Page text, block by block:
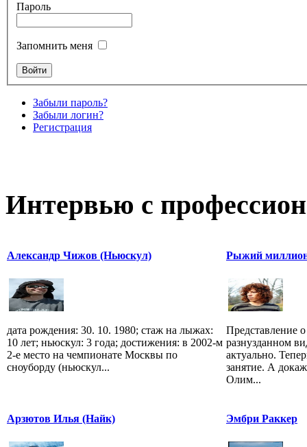
Пароль
Запомнить меня
Забыли пароль?
Забыли логин?
Регистрация
Интервью с
Александр Чижов (Ньюскул)
дата рождения: 30. 10. 1980; стаж на лыжах:
10 лет; ньюскул: 3 года; достижения: в 2002-м
2-е место на чемпионате Москвы по
сноуборду (ньюскул...
Рыжий
Представление
разнузданном
актуально.
занятие. А
Олим...
Арзютов Илья (Найк) Эмбри Раккер